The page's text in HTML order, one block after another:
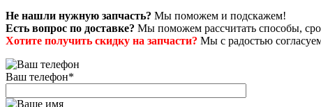
Не нашли нужную запчасть? Мы поможем и подскажем!
Есть вопрос по доставке? Мы поможем рассчитать способы,
Хотите получить скидку на запчасти? Мы с радостью
Ваш телефон*